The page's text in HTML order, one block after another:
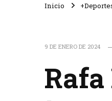
Inicio
9 DE ENERO DE 2024